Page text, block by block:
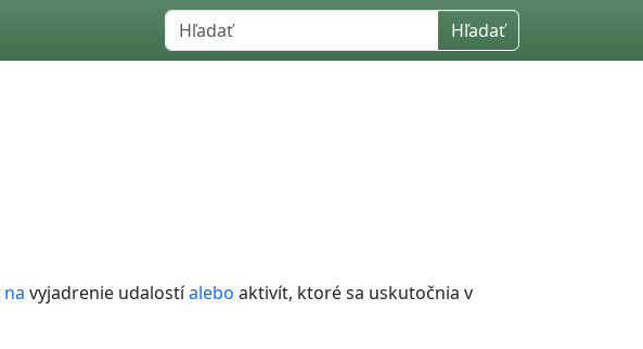
Hľadať
na vyjadrenie udalostíalebo aktivít, ktoré sa uskutočnia v